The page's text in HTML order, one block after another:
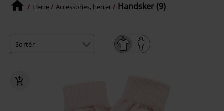
Herre Accessories, herrer Handsker (9)